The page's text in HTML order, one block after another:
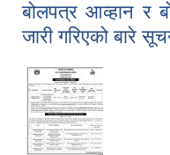
बोलपत्र आव्हान र
जारी गरिएको बारे